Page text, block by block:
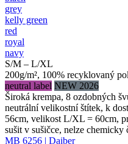
grey
kelly green
red
royal
navy
S/M – L/XL
200g/m², 100% recyklovaný
neutral label NEW 2026
Široká krempa, 8 ozdobných
neutrální velikostní štítek, k
56cm, velikost L/XL = 60cm,
sušit v sušičce, nelze chemicky
MB 6256 | Daiber